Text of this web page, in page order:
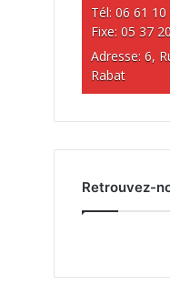
Tél: 06 61 10
Fixe: 05 37
Adresse: 6,
Rabat
Retrouvez-